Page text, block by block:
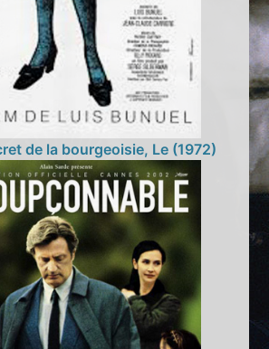
de la bourgeoisie, Le (1972)